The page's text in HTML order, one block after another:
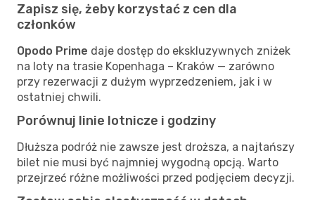
Zapisz się, żeby korzystać z cen dla
członków
Opodo Prime daje dostęp do ekskluzywnych zniżek
na loty na trasie Kopenhaga – Kraków — zarówno
przy rezerwacji z dużym wyprzedzeniem, jak i w
ostatniej chwili.
Porównuj linie lotnicze i godziny
Dłuższa podróż nie zawsze jest droższa, a najtańszy
bilet nie musi być najmniej wygodną opcją. Warto
przejrzeć różne możliwości przed podjęciem decyzji.